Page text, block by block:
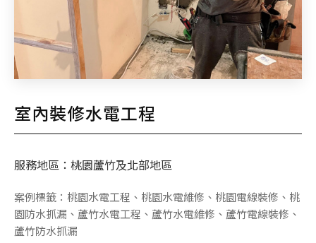
室內裝修水電工程
服務地區：桃園蘆竹及北部地區
案例標籤：桃園水電工程、桃園水電維修、桃園電線裝修、桃
園防水抓漏、蘆竹水電工程、蘆竹水電維修、蘆竹電線裝修、
蘆竹防水抓漏